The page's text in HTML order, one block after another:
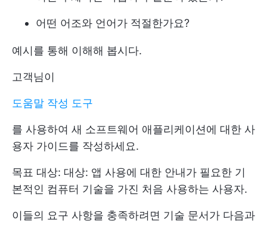
어떤 어조와 언어가 적절한가요?
예시를 통해 이해해 봅시다.
고객님이
도움말 작성 도구
를 사용하여 새 소프트웨어 애플리케이션에 대한 사
용자 가이드를 작성하세요.
목표 대상: 대상: 앱 사용에 대한 안내가 필요한 기
본적인 컴퓨터 기술을 가진 처음 사용하는 사용자.
이들의 요구 사항을 충족하려면 기술 문서가 다음과